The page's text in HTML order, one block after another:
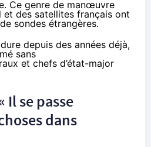
Ce genre de manœuvre
et des satellites français ont
sondes étrangères.
depuis des années déjà,
sans
et chefs d’état-major
Il se passe
dans